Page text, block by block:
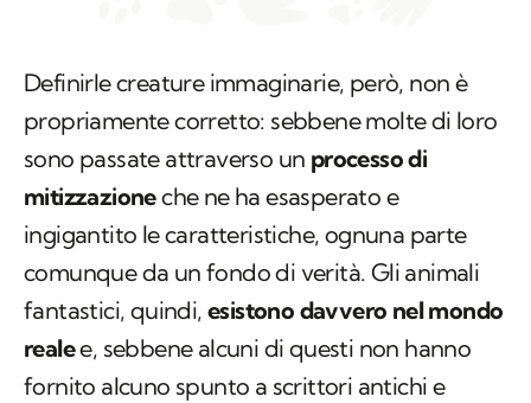
Definirle creature immaginarie, però, non è
propriamente corretto: sebbene molte di loro
sono passate attraverso un processo di
mitizzazioneche ne ha esasperato e
ingigantito le caratteristiche, ognuna parte
comunque da un fondo di verità. Gli animali
fantastici, quindi, esistono davvero nel mondo
realee, sebbene alcuni di questi non hanno
fornito alcuno spunto a scrittori antichi e